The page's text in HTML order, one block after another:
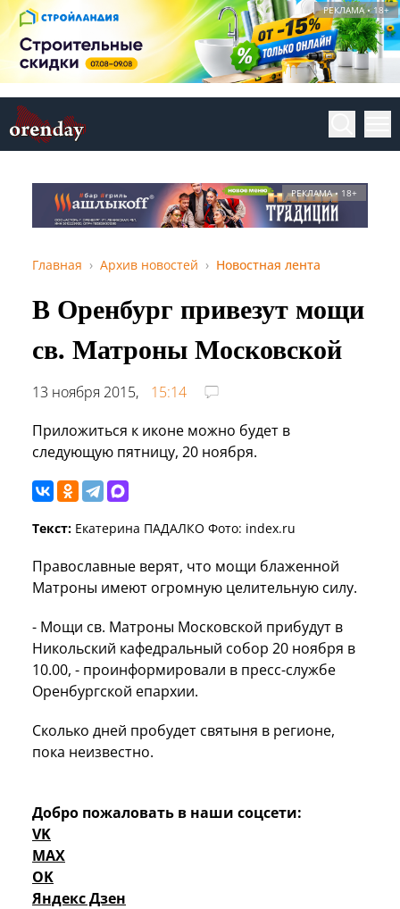
РЕКЛАМА • 18+
РЕКЛАМА • 18+
Главная Архив новостей Новостная лента
В Оренбург привезут мощи
св. Матроны Московской
13 ноября 2015,
15:14
Приложиться к иконе можно будет в
следующую пятницу, 20 ноября.
Текст: Екатерина ПАДАЛКО Фото: index.ru
Православные верят, что мощи блаженной
Матроны имеют огромную целительную силу.
- Мощи св. Матроны Московской прибудут в
Никольский кафедральный собор 20 ноября в
10.00, - проинформировали в пресс-службе
Оренбургской епархии.
Сколько дней пробудет святыня в регионе,
пока неизвестно.
Добро пожаловать в наши соцсети:
VK
MAX
OK
Яндекс Дзен